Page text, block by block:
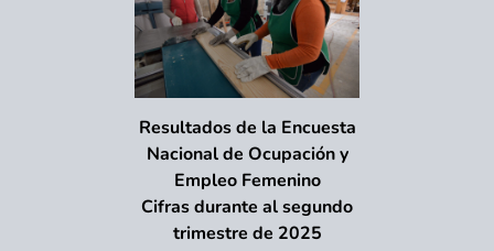
Resultados de la Encuesta
Nacional de Ocupación y
Empleo Femenino
Cifras durante al segundo
trimestre de 2025